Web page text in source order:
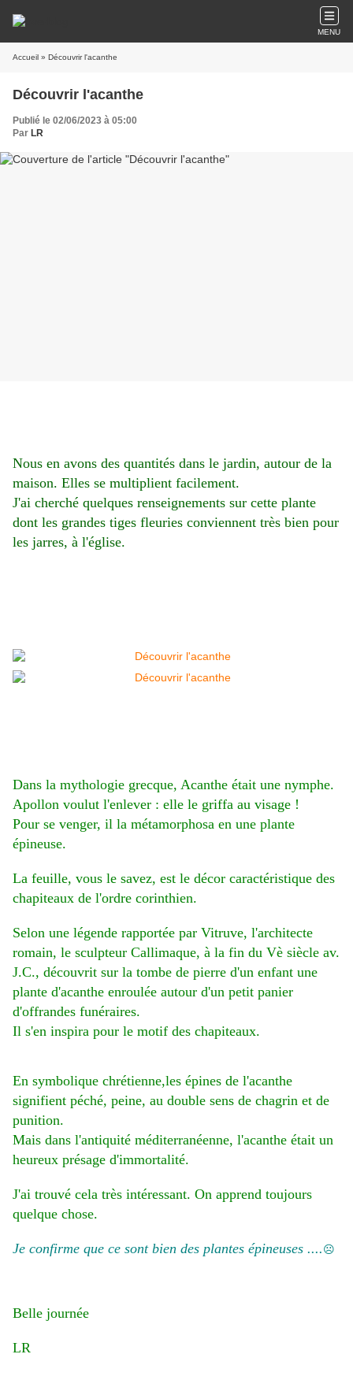
MENU
Accueil » Découvrir l'acanthe
Découvrir l'acanthe
Publié le 02/06/2023 à 05:00
Par LR
Nous en avons des quantités dans le jardin, autour de la
maison. Elles se multiplient facilement.
J'ai cherché quelques renseignements sur cette plante
dont les grandes tiges fleuries conviennent très bien pour
les jarres, à l'église.
Dans la mythologie grecque, Acanthe était une nymphe.
Apollon voulut l'enlever : elle le griffa au visage !
Pour se venger, il la métamorphosa en une plante
épineuse.
La feuille, vous le savez, est le décor caractéristique des
chapiteaux de l'ordre corinthien.
Selon une légende rapportée par Vitruve, l'architecte
romain, le sculpteur Callimaque, à la fin du Vè siècle av.
J.C., découvrit sur la tombe de pierre d'un enfant une
plante d'acanthe enroulée autour d'un petit panier
d'offrandes funéraires.
Il s'en inspira pour le motif des chapiteaux.
En symbolique chrétienne,les épines de l'acanthe
signifient péché, peine, au double sens de chagrin et de
punition.
Mais dans l'antiquité méditerranéenne, l'acanthe était un
heureux présage d'immortalité.
J'ai trouvé cela très intéressant. On apprend toujours
quelque chose.
Je confirme que ce sont bien des plantes épineuses ....☹
Belle journée
LR